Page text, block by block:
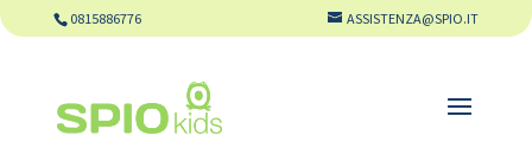
0815886776 ASSISTENZA@SPIO.IT